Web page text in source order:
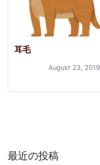
耳毛
August 23, 2019
最近の投稿